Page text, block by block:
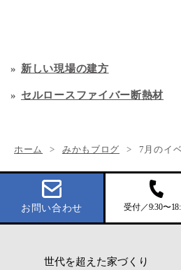
新しい現場の建方
セルロースファイバー断熱材
ホーム みかもブログ 7月のイ
お問い合わせ 受付／9:30〜